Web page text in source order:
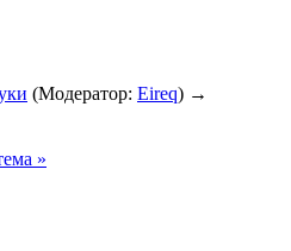
(Модератор: Eireq) →
»